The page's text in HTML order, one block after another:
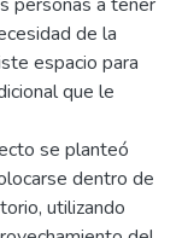
de la
espacio para
que le
se planteó
dentro de
utilizando